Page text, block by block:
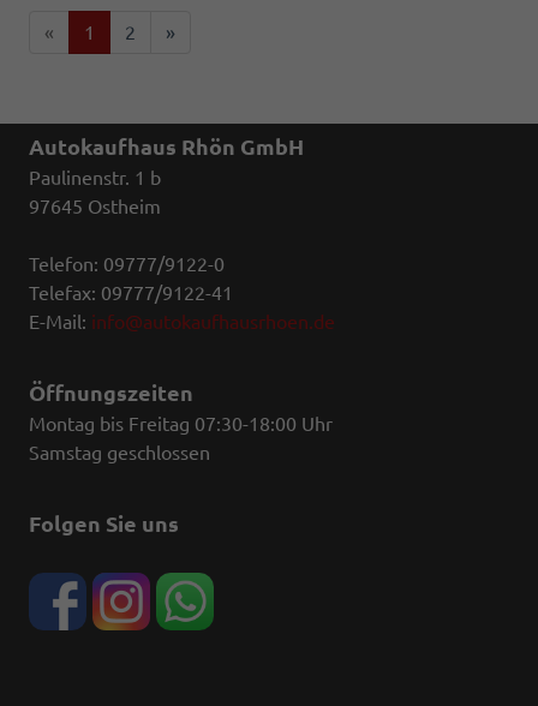
« 1 2 »
Autokaufhaus Rhön GmbH
Paulinenstr. 1 b
97645 Ostheim
Telefon: 09777/9122-0
Telefax: 09777/9122-41
E-Mail: info@autokaufhausrhoen.de
Öffnungszeiten
Montag bis Freitag 07:30-18:00 Uhr
Samstag geschlossen
Folgen Sie uns